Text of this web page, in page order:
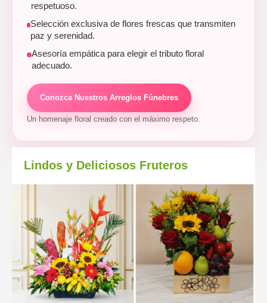
respetuoso.
Selección exclusiva de flores frescas que transmiten
paz y serenidad.
Asesoría empática para elegir el tributo floral
adecuado.
Conozca Nuestros Arreglos Fúnebres
Un homenaje floral creado con el máximo respeto.
Lindos y Deliciosos Fruteros